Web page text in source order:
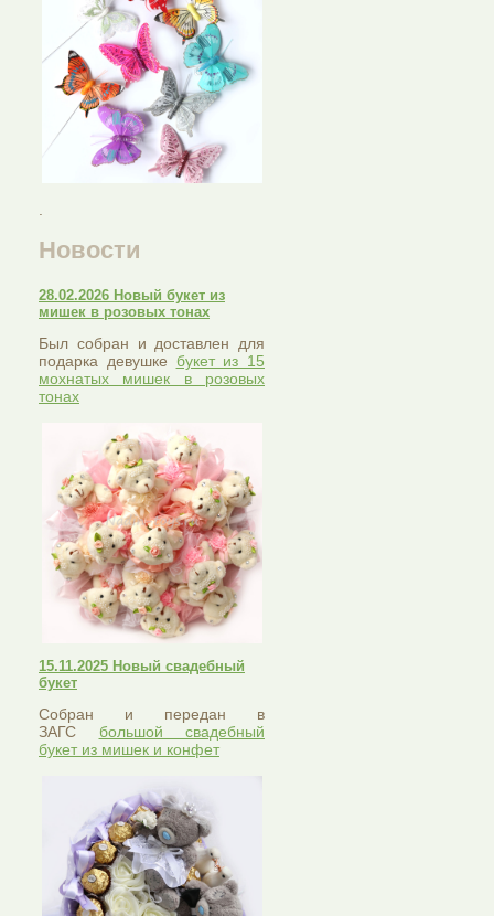
Новости
28.02.2026 Новый букет из
мишек в розовых тонах
Был собран и доставлен для
подарка девушке букет из 15
мохнатых мишек в розовых
тонах
15.11.2025 Новый свадебный
букет
Собран и передан в
ЗАГС большой свадебный
букет из мишек и конфет